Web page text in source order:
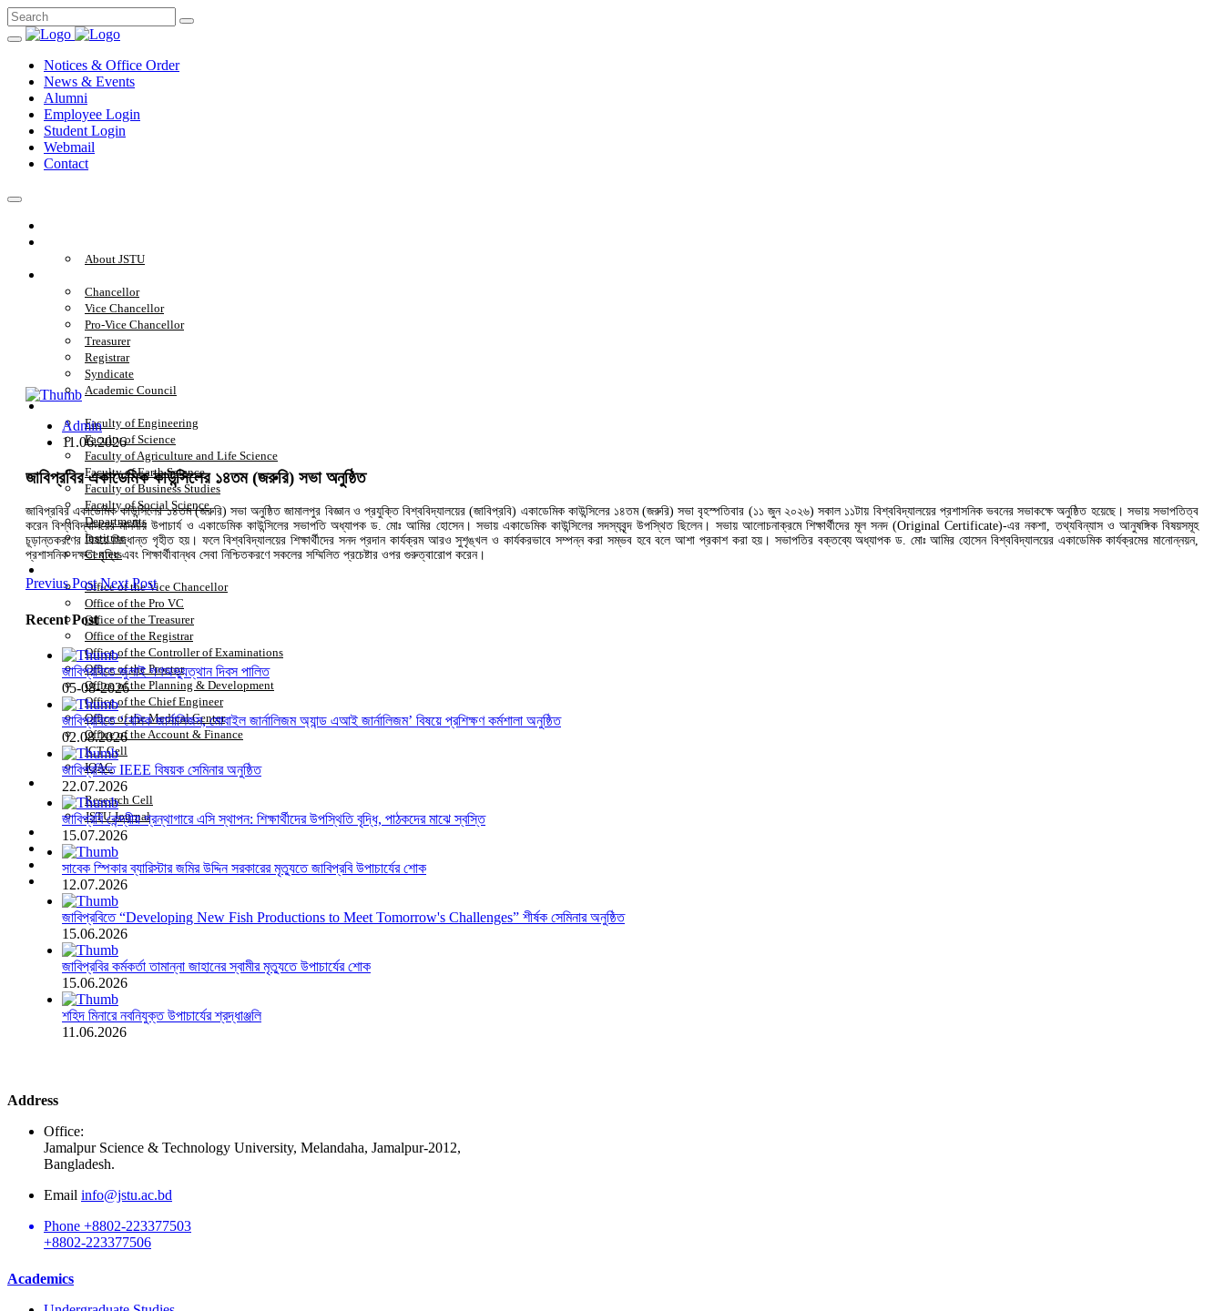
Notices & Office Order
News & Events
Alumni
Employee Login
Student Login
Webmail
Contact
About JSTU
Chancellor
Vice Chancellor
Pro-Vice Chancellor
Treasurer
Registrar
Syndicate
Academic Council
Academics
Faculty of Engineering
Faculty of Science
Faculty of Agriculture and Life Science
Faculty of Earth Science
Faculty of Business Studies
Faculty of Social Science
Departments
Institute
Centers
Office of the Vice Chancellor
Office of the Pro VC
Office of the Treasurer
Office of the Registrar
Office of the Controller of Examinations
Office of the Proctor
Office of the Planning & Development
Office of the Chief Engineer
Office of the Medical Center
Office of the Account & Finance
ICT Cell
IQAC
Research
Research Cell
JSTU Journal
Career
APA
Citizen's Charter
Admission 2025-26
Admin
11.06.2026
জাবিপ্রবির একাডেমিক কাউন্সিলের ১৪তম (জরুরি) সভা অনুষ্ঠিত
জাবিপ্রবির একাডেমিক কাউন্সিলের ১৪তম (জরুরি) সভা অনুষ্ঠিত জামালপুর বিজ্ঞান ও প্রযুক্তি বিশ্ববিদ্যালয়ের (জাবিপ্রবি) একাডেমিক কাউন্সিলের ১৪তম (জরুরি) সভা বৃহস্পতিবার (১১ জুন ২০২৬) সকাল ১১টায় বিশ্ববিদ্যালয়ের প্রশাসনিক ভবনের সভাকক্ষে অনুষ্ঠিত হয়েছে। সভায় সভাপতিত্ব
করেন বিশ্ববিদ্যালয়ের মাননীয় উপাচার্য ও একাডেমিক কাউন্সিলের সভাপতি অধ্যাপক ড. মোঃ আমির হোসেন। সভায় একাডেমিক কাউন্সিলের সদস্যবৃন্দ উপস্থিত ছিলেন। সভায় আলোচনাক্রমে শিক্ষার্থীদের মূল সনদ (Original Certificate)-এর নকশা, তথ্যবিন্যাস ও আনুষঙ্গিক বিষয়সমূহ
চূড়ান্তকরণের বিষয়ে সিদ্ধান্ত গৃহীত হয়। ফলে বিশ্ববিদ্যালয়ের শিক্ষার্থীদের সনদ প্রদান কার্যক্রম আরও সুশৃঙ্খল ও কার্যকরভাবে সম্পন্ন করা সম্ভব হবে বলে আশা প্রকাশ করা হয়। সভাপতির বক্তব্যে অধ্যাপক ড. মোঃ আমির হোসেন বিশ্ববিদ্যালয়ের একাডেমিক কার্যক্রমের মানোন্নয়ন,
প্রশাসনিক দক্ষতা বৃদ্ধি এবং শিক্ষার্থীবান্ধব সেবা নিশ্চিতকরণে সকলের সম্মিলিত প্রচেষ্টার ওপর গুরুত্বারোপ করেন।
Previus Post Next Post
Recent Post
জাবিপ্রবিতে জুলাই গণঅভ্যুত্থান দিবস পালিত
05-08-2026
জাবিপ্রবিতে ‘বেসিক জার্নালিজম, মোবাইল জার্নালিজম অ্যান্ড এআই জার্নালিজম’ বিষয়ে প্রশিক্ষণ কর্মশালা অনুষ্ঠিত
02.08.2026
জাবিপ্রবিতে IEEE বিষয়ক সেমিনার অনুষ্ঠিত
22.07.2026
জাবিপ্রবি কেন্দ্রীয় গ্রন্থাগারে এসি স্থাপন: শিক্ষার্থীদের উপস্থিতি বৃদ্ধি, পাঠকদের মাঝে স্বস্তি
15.07.2026
সাবেক স্পিকার ব্যারিস্টার জমির উদ্দিন সরকারের মৃত্যুতে জাবিপ্রবি উপাচার্যের শোক
12.07.2026
জাবিপ্রবিতে “Developing New Fish Productions to Meet Tomorrow's Challenges” শীর্ষক সেমিনার অনুষ্ঠিত
15.06.2026
জাবিপ্রবির কর্মকর্তা তামান্না জাহানের স্বামীর মৃত্যুতে উপাচার্যের শোক
15.06.2026
শহিদ মিনারে নবনিযুক্ত উপাচার্যের শ্রদ্ধাঞ্জলি
11.06.2026
Address
Office:
Jamalpur Science & Technology University, Melandaha, Jamalpur-2012,
Bangladesh.
Email info@jstu.ac.bd
Phone +8802-223377503
+8802-223377506
Academics